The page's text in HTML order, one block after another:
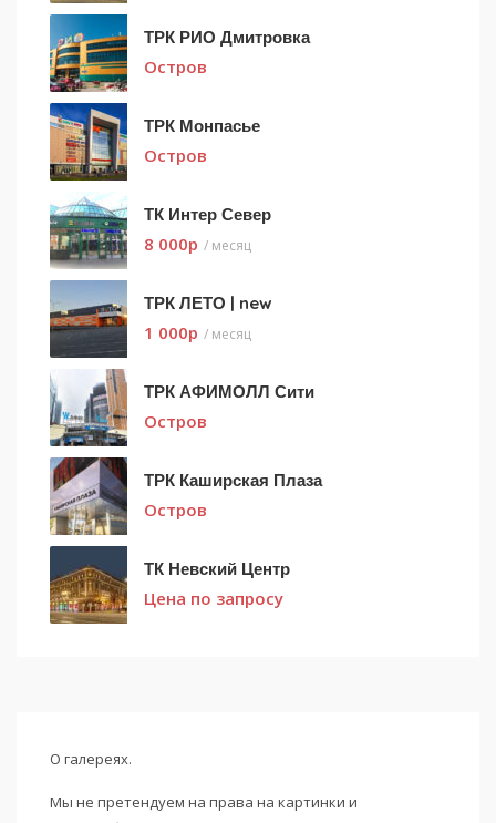
ТРК РИО Дмитровка
Остров
ТРК Монпасье
Остров
ТК Интер Север
8 000p / месяц
ТРК ЛЕТО | new
1 000p / месяц
ТРК АФИМОЛЛ Сити
Остров
ТРК Каширская Плаза
Остров
ТК Невский Центр
Цена по запросу
О галереях.
Мы не претендуем на права на картинки и